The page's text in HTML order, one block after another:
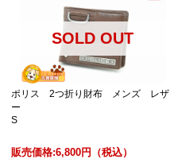
ポリス 2つ折り財布 メンズ レザ
ー
S
販売価格:6,800円 （税込）
SOLD OUT